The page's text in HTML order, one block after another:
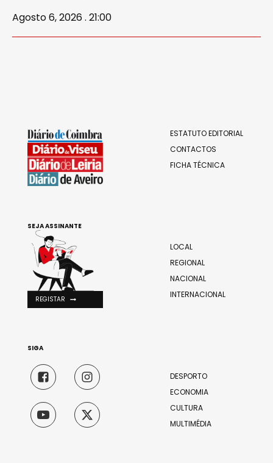
Agosto 6, 2026 . 21:00
ESTATUTO EDITORIAL
CONTACTOS
FICHA TÉCNICA
LOCAL
REGIONAL
NACIONAL
INTERNACIONAL
DESPORTO
ECONOMIA
CULTURA
MULTIMÉDIA
SEJA ASSINANTE
REGISTAR
SIGA